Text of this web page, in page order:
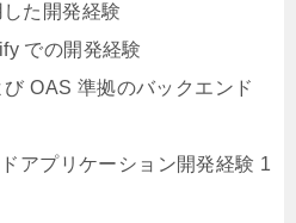
開発経験
の開発経験
準拠のバックエンド
リケーション開発経験 1